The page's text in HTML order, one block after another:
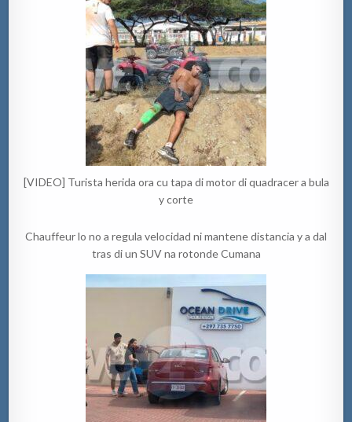
[VIDEO] Turista herida ora cu tapa di motor di quadracer a bula
y corte
Chauffeur lo no a regula velocidad ni mantene distancia y a dal
tras di un SUV na rotonde Cumana